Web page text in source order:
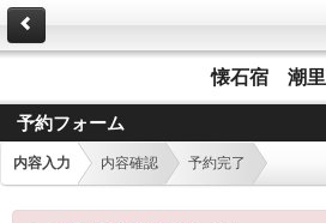
懐石宿 潮里
予約フォーム
内容入力 内容確認 予約完了